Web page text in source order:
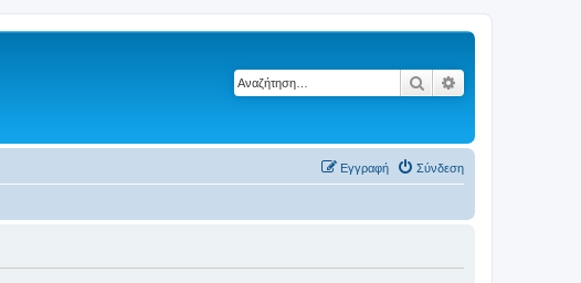
Αναζήτηση
Σύνδεση
Εγγραφή